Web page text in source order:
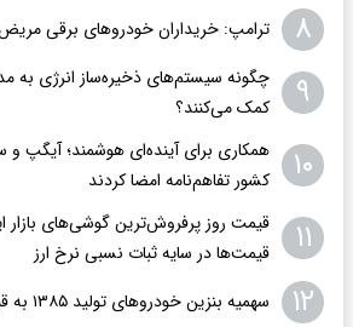
۸ ترامپ: خریداران خودروهای برقی مریض
۹
چگونه سیستم‌های ذخیره‌ساز انرژی به
کمک می‌کنند؟
۱۰
همکاری برای آینده‌ای هوشمند؛ آیگپ
کشور تفاهم‌نامه امضا کردند
۱۱
قیمت روز پرفروش‌ترین گوشی‌های بازار
قیمت‌ها در سایه ثبات نسبی نرخ ارز
۱۲ سهمیه بنزین خودروهای تولید ۱۳۸۵ به قبل حذف خواهد شد؟